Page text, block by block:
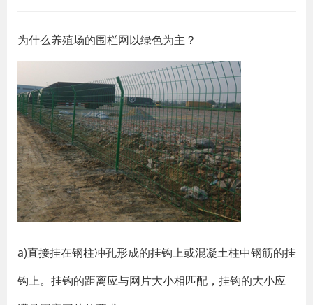
为什么养殖场的围栏网以绿色为主？
a)直接挂在钢柱冲孔形成的挂钩上或混凝土柱中钢筋的挂
钩上。挂钩的距离应与网片大小相匹配，挂钩的大小应